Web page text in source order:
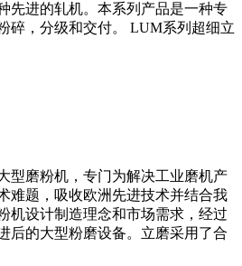
先进的轧机。本系列产品是一种专
碎，分级和交付。 LUM系列超细立
型磨粉机，专门为解决工业磨机产
难题，吸收欧洲先进技术并结合我
机设计制造理念和市场需求，经过
后的大型粉磨设备。立磨采用了合